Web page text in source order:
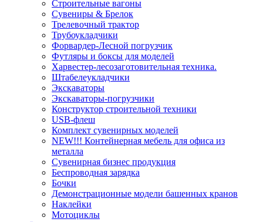
Строительные вагоны
Сувениры & Брелок
Трелевочный трактор
Трубоукладчики
Форвардер-Лесной погрузчик
Футляры и боксы для моделей
Харвестер-лесозаготовительная техника.
Штабелеукладчики
Экскаваторы
Экскаваторы-погрузчики
Конструктор строительной техники
USB-флеш
Комплект сувенирных моделей
NEW!!! Контейнерная мебель для офиса из
металла
Сувенирная бизнес продукция
Беспроводная зарядка
Бочки
Демонстрационные модели башенных кранов
Наклейки
Мотоциклы